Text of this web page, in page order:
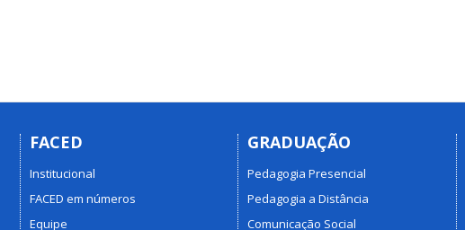
FACED
Institucional
FACED em números
Equipe
GRADUAÇÃO
Pedagogia Presencial
Pedagogia a Distância
Comunicação Social